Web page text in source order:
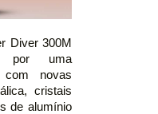
Diver 300M
por uma
com novas
cristais
de alumínio